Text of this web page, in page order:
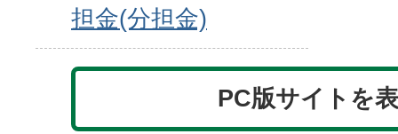
担金(分担金)
PC版サイトを